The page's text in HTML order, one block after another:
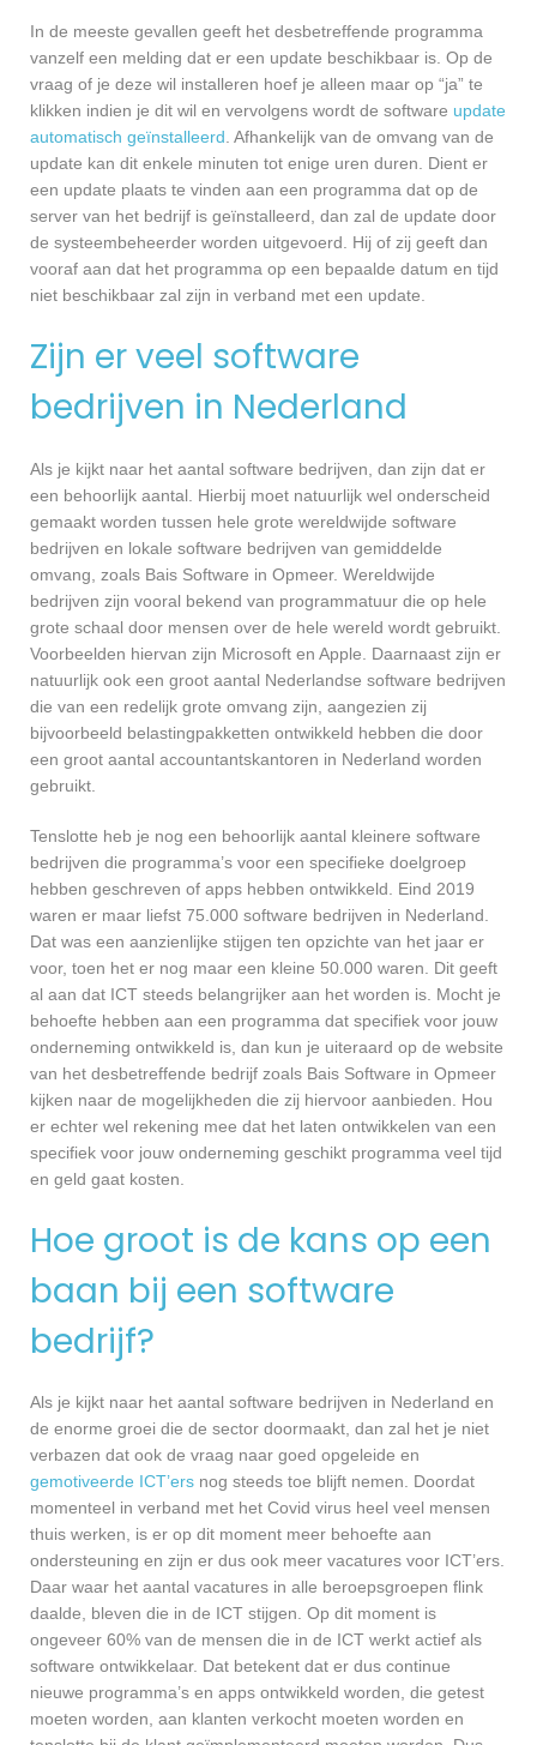
In de meeste gevallen geeft het desbetreffende programma
vanzelf een melding dat er een update beschikbaar is. Op de
vraag of je deze wil installeren hoef je alleen maar op “ja” te
klikken indien je dit wil en vervolgens wordt de software update
automatisch geïnstalleerd. Afhankelijk van de omvang van de
update kan dit enkele minuten tot enige uren duren. Dient er
een update plaats te vinden aan een programma dat op de
server van het bedrijf is geïnstalleerd, dan zal de update door
de systeembeheerder worden uitgevoerd. Hij of zij geeft dan
vooraf aan dat het programma op een bepaalde datum en tijd
niet beschikbaar zal zijn in verband met een update.
Zijn er veel software
bedrijven in Nederland
Als je kijkt naar het aantal software bedrijven, dan zijn dat er
een behoorlijk aantal. Hierbij moet natuurlijk wel onderscheid
gemaakt worden tussen hele grote wereldwijde software
bedrijven en lokale software bedrijven van gemiddelde
omvang, zoals Bais Software in Opmeer. Wereldwijde
bedrijven zijn vooral bekend van programmatuur die op hele
grote schaal door mensen over de hele wereld wordt gebruikt.
Voorbeelden hiervan zijn Microsoft en Apple. Daarnaast zijn er
natuurlijk ook een groot aantal Nederlandse software bedrijven
die van een redelijk grote omvang zijn, aangezien zij
bijvoorbeeld belastingpakketten ontwikkeld hebben die door
een groot aantal accountantskantoren in Nederland worden
gebruikt.
Tenslotte heb je nog een behoorlijk aantal kleinere software
bedrijven die programma’s voor een specifieke doelgroep
hebben geschreven of apps hebben ontwikkeld. Eind 2019
waren er maar liefst 75.000 software bedrijven in Nederland.
Dat was een aanzienlijke stijgen ten opzichte van het jaar er
voor, toen het er nog maar een kleine 50.000 waren. Dit geeft
al aan dat ICT steeds belangrijker aan het worden is. Mocht je
behoefte hebben aan een programma dat specifiek voor jouw
onderneming ontwikkeld is, dan kun je uiteraard op de website
van het desbetreffende bedrijf zoals Bais Software in Opmeer
kijken naar de mogelijkheden die zij hiervoor aanbieden. Hou
er echter wel rekening mee dat het laten ontwikkelen van een
specifiek voor jouw onderneming geschikt programma veel tijd
en geld gaat kosten.
Hoe groot is de kans op een
baan bij een software
bedrijf?
Als je kijkt naar het aantal software bedrijven in Nederland en
de enorme groei die de sector doormaakt, dan zal het je niet
verbazen dat ook de vraag naar goed opgeleide en
gemotiveerde ICT’ers nog steeds toe blijft nemen. Doordat
momenteel in verband met het Covid virus heel veel mensen
thuis werken, is er op dit moment meer behoefte aan
ondersteuning en zijn er dus ook meer vacatures voor ICT’ers.
Daar waar het aantal vacatures in alle beroepsgroepen flink
daalde, bleven die in de ICT stijgen. Op dit moment is
ongeveer 60% van de mensen die in de ICT werkt actief als
software ontwikkelaar. Dat betekent dat er dus continue
nieuwe programma’s en apps ontwikkeld worden, die getest
moeten worden, aan klanten verkocht moeten worden en